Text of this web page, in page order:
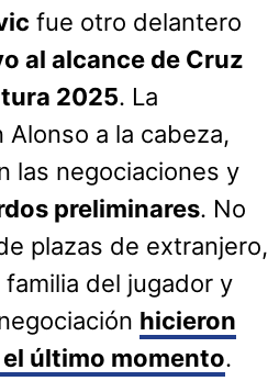
fue otro delantero
al alcance de Cruz
2025. La
a la cabeza,
las negociaciones y
preliminares. No
plazas de extranjero,
del jugador y
hicieron
último momento.